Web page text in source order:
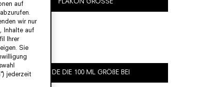
FLAKON GRÖSSE
FINDE DIE 100 ML GRÖßE BEI
auf
wir nur
Inhalte auf
Ihrer
Sie
jederzeit